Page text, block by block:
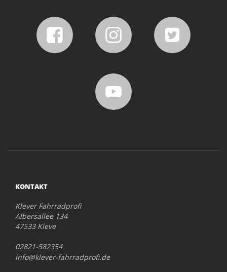
KONTAKT
Klever Fahrradprofi
Albersallee 134
47533 Kleve
02821-582354
info@klever-fahrradprofi.de